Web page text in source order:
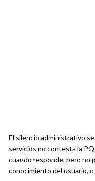
El silencio administrativo
servicios no contesta la
cuando responde, pero no
conocimiento del usuario,